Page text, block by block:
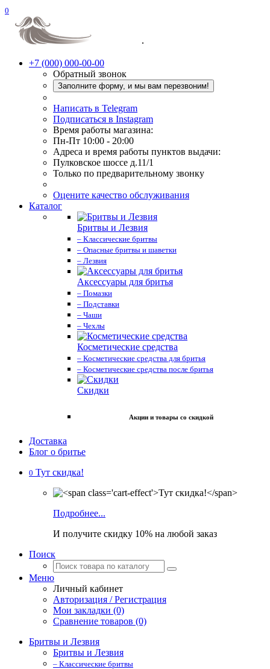
0
+7 (000) 000-00-00
Обратный звонок
Заполните форму, и мы вам перезвоним!
Написать в Telegram
Подписаться в Instagram
Время работы магазина:
Пн-Пт 10:00 - 20:00
Адреса и время работы пунктов выдачи:
Пулковское шоссе д.11/1
Только по предварительному звонку
Оцените качество обслуживания
Каталог
Бритвы и Лезвия
– Классические бритвы
– Опасные бритвы и шаветки
– Лезвия
Аксессуары для бритья
– Помазки
– Подставки
– Чаши
– Чехлы
Косметические средства
– Косметические средства для бритья
– Косметические средства после бритья
Скидки
Акции и товары со скидкой
Доставка
Блог о бритье
0 Тут скидка!
Подробнее...
И получите скидку 10% на любой заказ
Поиск
Меню
Личный кабинет
Авторизация / Регистрация
Мои закладки (0)
Сравнение товаров (0)
Бритвы и Лезвия
Бритвы и Лезвия
– Классические бритвы